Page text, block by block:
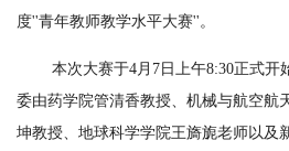
度''青年教师教学水平大赛''。
本次大赛于4月 7 日上午8:30正式开
委由药学院管清香教授、机械与航空航
坤教授、地球科学学院王旖旎老师以及